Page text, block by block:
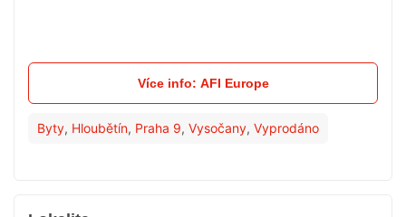
Více info: AFI Europe
Byty, Hloubětín, Praha 9, Vysočany, Vyprodáno